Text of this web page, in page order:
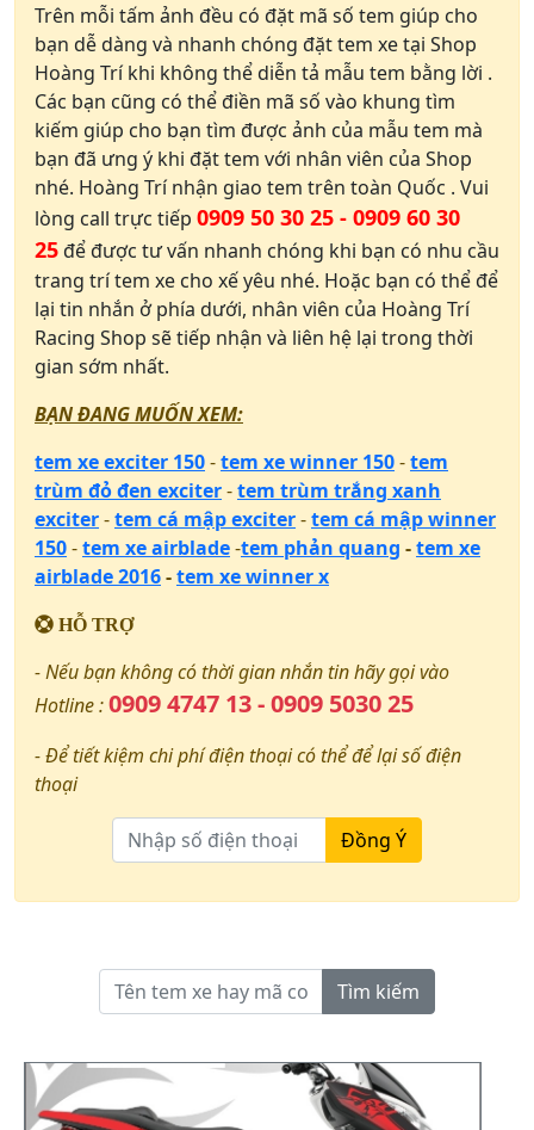
Trên mỗi tấm ảnh đều có đặt mã số tem giúp cho
bạn dễ dàng và nhanh chóng đặt tem xe tại Shop
Hoàng Trí khi không thể diễn tả mẫu tem bằng lời .
Các bạn cũng có thể điền mã số vào khung tìm
kiếm giúp cho bạn tìm được ảnh của mẫu tem mà
bạn đã ưng ý khi đặt tem với nhân viên của Shop
nhé. Hoàng Trí nhận giao tem trên toàn Quốc . Vui
lòng call trực tiếp 0909 50 30 25 - 0909 60 30
25để được tư vấn nhanh chóng khi bạn có nhu cầu
trang trí tem xe cho xế yêu nhé. Hoặc bạn có thể để
lại tin nhắn ở phía dưới, nhân viên của Hoàng Trí
Racing Shop sẽ tiếp nhận và liên hệ lại trong thời
gian sớm nhất.
BẠN ĐANG MUỐN XEM:
tem xe exciter 150-tem xe winner 150-tem
trùm đỏ đen exciter-tem trùm trắng xanh
exciter-tem cá mập exciter-tem cá mập winner
150-tem xe airblade-tem phản quang -tem xe
airblade 2016-tem xe winner x
HỖ TRỢ
- Nếu bạn không có thời gian nhắn tin hãy gọi vào
Hotline :0909 4747 13 - 0909 5030 25
- Để tiết kiệm chi phí điện thoại có thể để lại số điện
thoại
Đồng Ý
Tìm kiếm